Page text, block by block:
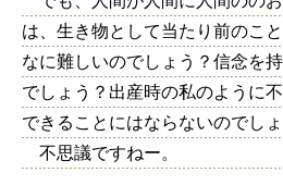
は、生き物として当たり前のこ
なに難しいのでしょう？信念を
でしょう？出産時の私のように
できることにはならないのでしょ
不思議ですねー。